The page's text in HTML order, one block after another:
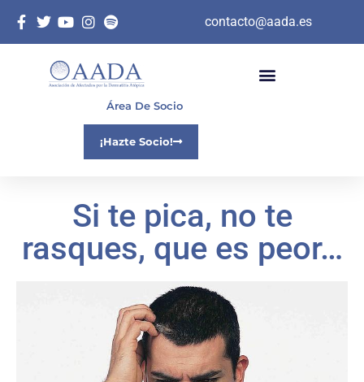
contacto@aada.es
Área De Socio
¡Hazte Socio!
Si te pica, no te
rasques, que es peor…